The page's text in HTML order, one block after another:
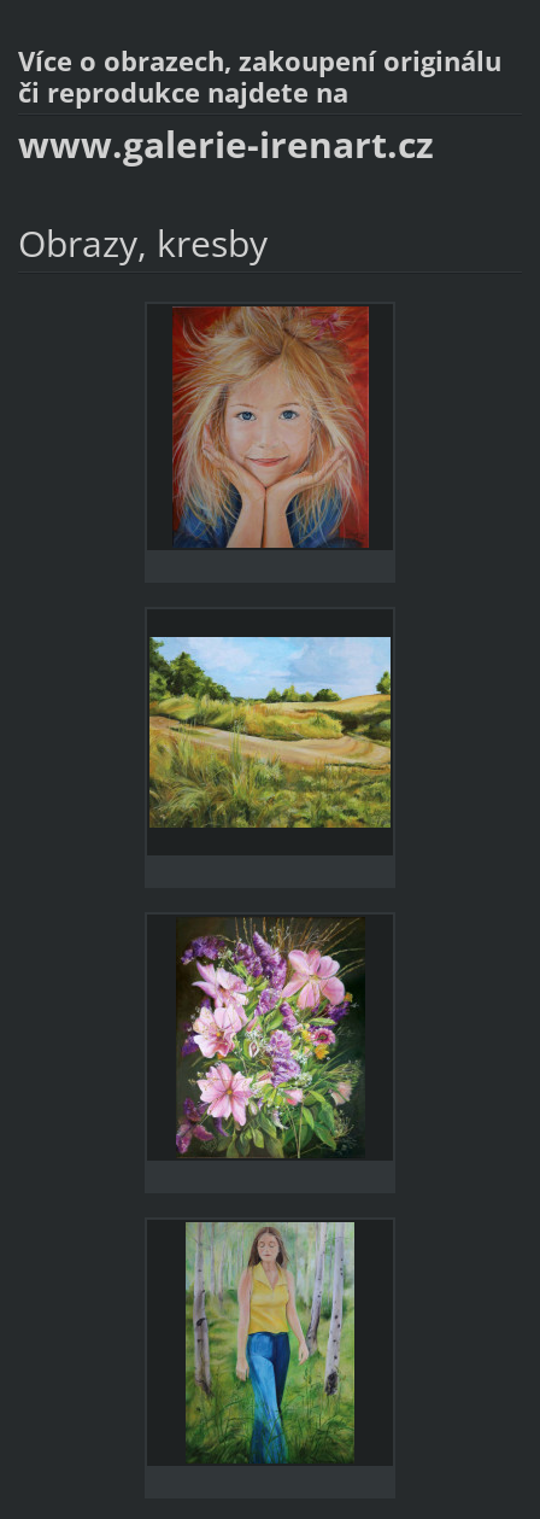
Více o obrazech, zakoupení originálu
či reprodukce najdete na
www.galerie-irenart.cz
Obrazy, kresby